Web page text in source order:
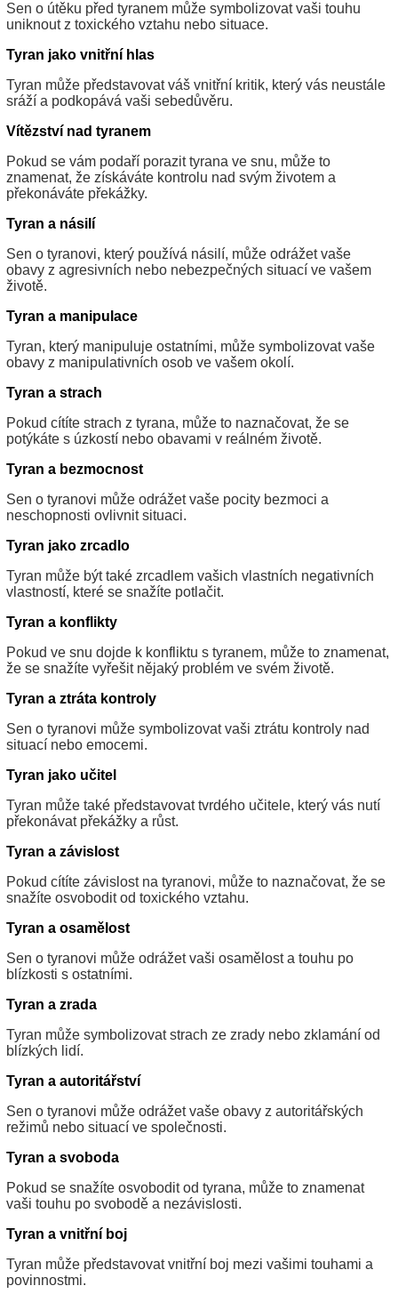
Sen o útěku před tyranem může symbolizovat vaši touhu
uniknout z toxického vztahu nebo situace.
Tyran jako vnitřní hlas
Tyran může představovat váš vnitřní kritik, který vás neustále
sráží a podkopává vaši sebedůvěru.
Vítězství nad tyranem
Pokud se vám podaří porazit tyrana ve snu, může to
znamenat, že získáváte kontrolu nad svým životem a
překonáváte překážky.
Tyran a násilí
Sen o tyranovi, který používá násilí, může odrážet vaše
obavy z agresivních nebo nebezpečných situací ve vašem
životě.
Tyran a manipulace
Tyran, který manipuluje ostatními, může symbolizovat vaše
obavy z manipulativních osob ve vašem okolí.
Tyran a strach
Pokud cítíte strach z tyrana, může to naznačovat, že se
potýkáte s úzkostí nebo obavami v reálném životě.
Tyran a bezmocnost
Sen o tyranovi může odrážet vaše pocity bezmoci a
neschopnosti ovlivnit situaci.
Tyran jako zrcadlo
Tyran může být také zrcadlem vašich vlastních negativních
vlastností, které se snažíte potlačit.
Tyran a konflikty
Pokud ve snu dojde k konfliktu s tyranem, může to znamenat,
že se snažíte vyřešit nějaký problém ve svém životě.
Tyran a ztráta kontroly
Sen o tyranovi může symbolizovat vaši ztrátu kontroly nad
situací nebo emocemi.
Tyran jako učitel
Tyran může také představovat tvrdého učitele, který vás nutí
překonávat překážky a růst.
Tyran a závislost
Pokud cítíte závislost na tyranovi, může to naznačovat, že se
snažíte osvobodit od toxického vztahu.
Tyran a osamělost
Sen o tyranovi může odrážet vaši osamělost a touhu po
blízkosti s ostatními.
Tyran a zrada
Tyran může symbolizovat strach ze zrady nebo zklamání od
blízkých lidí.
Tyran a autoritářství
Sen o tyranovi může odrážet vaše obavy z autoritářských
režimů nebo situací ve společnosti.
Tyran a svoboda
Pokud se snažíte osvobodit od tyrana, může to znamenat
vaši touhu po svobodě a nezávislosti.
Tyran a vnitřní boj
Tyran může představovat vnitřní boj mezi vašimi touhami a
povinnostmi.